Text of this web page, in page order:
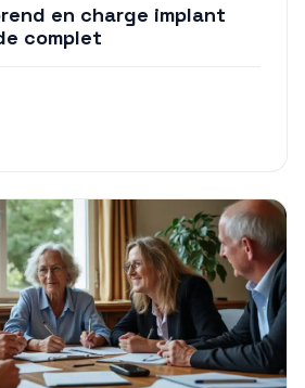
en charge implant
complet